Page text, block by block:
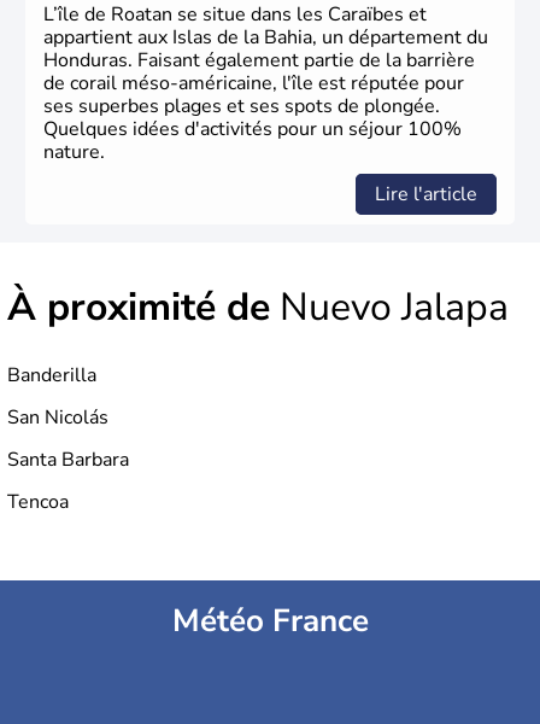
L’île de Roatan se situe dans les Caraïbes et
appartient aux Islas de la Bahia, un département du
Honduras. Faisant également partie de la barrière
de corail méso-américaine, l'île est réputée pour
ses superbes plages et ses spots de plongée.
Quelques idées d'activités pour un séjour 100%
nature.
Lire l'article
À proximité de Nuevo Jalapa
Banderilla
San Nicolás
Santa Barbara
Tencoa
Météo France